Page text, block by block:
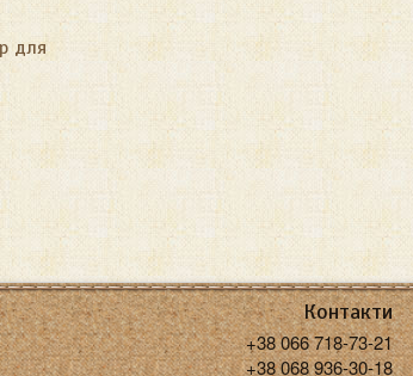
для
Контакти
+38 066 718-73-21
+38 068 936-30-18